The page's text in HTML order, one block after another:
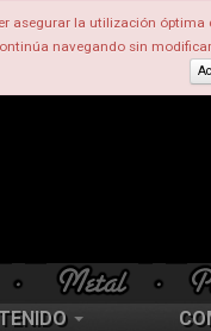
asegurar la utilización óptima
navegando sin